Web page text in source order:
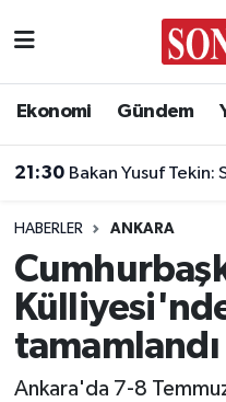
Ekonomi Gündem
21:30 Bakan Yusuf Tekin: Sınav
HABERLER ANKARA
tamamlandı
Ankara'da 7-8
Asayiş
Biyografi
Çevre
Diğer
Ankara Nöbetçi
Ankara Trafik
Süper Lig Puan
Tüm Manşetler